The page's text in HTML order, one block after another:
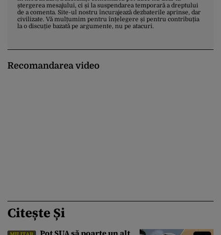
ștergerea mesajului, ci și la suspendarea temporară a dreptului
de a comenta. Site-ul nostru încurajează dezbaterile aprinse, dar
civilizate. Vă mulțumim pentru înțelegere și pentru contribuția
la o discuție bazată pe argumente, nu pe atacuri.
Recomandarea video
Citește Și